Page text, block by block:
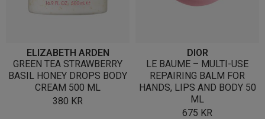
ELIZABETH ARDEN
GREEN TEA STRAWBERRY
BASIL HONEY DROPS BODY
CREAM 500 ML
380 KR
DIOR
LE BAUME – MULTI-USE
REPAIRING BALM FOR
HANDS, LIPS AND BODY 50
ML
675 KR